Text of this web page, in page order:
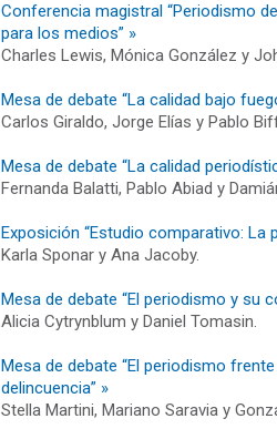
Conferencia magistral “Periodismo
para los medios” »
Charles Lewis, Mónica González y
Mesa de debate “La calidad bajo
Carlos Giraldo, Jorge Elías y Pablo
Mesa de debate “La calidad
Fernanda Balatti, Pablo Abiad y
Exposición “Estudio comparativo:
Karla Sponar y Ana Jacoby.
Mesa de debate “El periodismo y su
Alicia Cytrynblum y Daniel Tomasin.
Mesa de debate “El periodismo
delincuencia” »
Stella Martini, Mariano Saravia y